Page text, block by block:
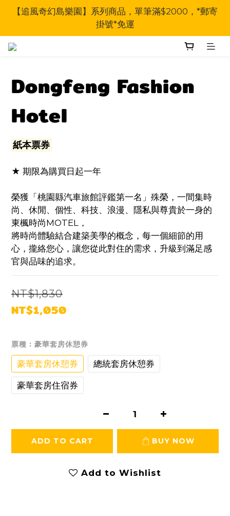
【追風奇幻島樂園】系列商品，單筆滿$2000，*郵寄
掛號*免運
Dongfeng Fashion
Hotel
紙本票券
★ 期限為購買日起一年
榮獲「桃園縣汽車旅館評鑑第一名」殊榮，一間集時
尚、休閒、個性、科技、浪漫、隱私與尊貴於一身的
東楓時尚MOTEL，
將時尚體驗結合建築美學的概念，每一個細節的用
心，攏絡您心，讓您從此對住的需求，升級到滿足感
官與品味的追求。
NT$1,830
NT$1,050
票種 : 豪華套房休憩券
豪華套房休憩券 總統套房休憩券
豪華套房住宿券
ADD TO CART BUY NOW
Add to Wishlist